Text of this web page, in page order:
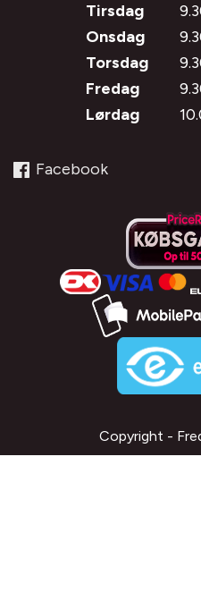
Tirsdag
Onsdag
Torsdag
Fredag
Lørdag
Facebook
Copyright -